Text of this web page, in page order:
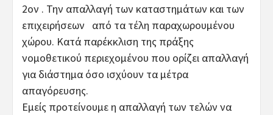
2ον . Την απαλλαγή των καταστημάτων και των
επιχειρήσεων από τα τέλη παραχωρουμένου
χώρου. Κατά παρέκκλιση της πράξης
νομοθετικού περιεχομένου που ορίζει απαλλαγή
για διάστημα όσο ισχύουν τα μέτρα
απαγόρευσης.
Εμείς προτείνουμε η απαλλαγή των τελών να